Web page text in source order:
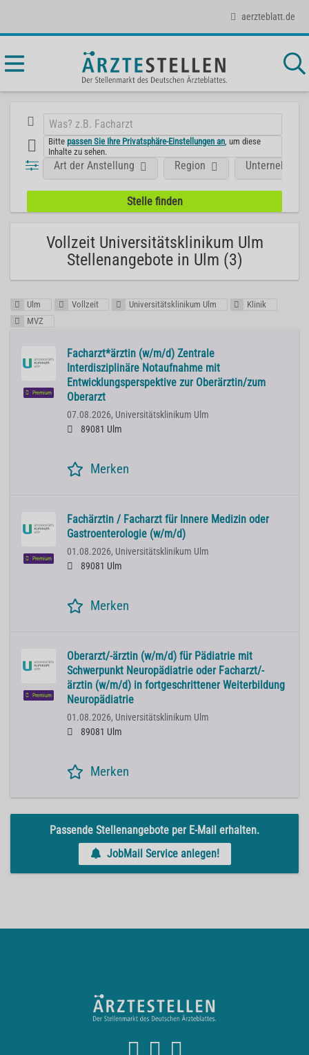
aerzteblatt.de
Bittepassen Sie Ihre Privatsphäre-Einstellungen an , um diese
Inhalte zu sehen.
Art der Anstellung Region Unternehmen
Vollzeit Universitätsklinikum Ulm
Stellenangebote in Ulm (3)
Ulm Vollzeit Universitätsklinikum Ulm
Klinik
MVZ
Premium
Facharzt*ärztin (w/m/d) Zentrale
Interdisziplinäre Notaufnahme mit
Entwicklungsperspektive zur Oberärztin/zum
Oberarzt
07.08.2026, Universitätsklinikum Ulm
89081 Ulm
Merken
Premium
Fachärztin / Facharzt für Innere Medizin oder
Gastroenterologie (w/m/d)
01.08.2026, Universitätsklinikum Ulm
89081 Ulm
Merken
Premium
Oberarzt/-ärztin (w/m/d) für Pädiatrie mit
Schwerpunkt Neuropädiatrie oder Facharzt/-
ärztin (w/m/d) in fortgeschrittener Weiterbildung
Neuropädiatrie
01.08.2026, Universitätsklinikum Ulm
89081 Ulm
Merken
Passende Stellenangebote per E-Mail erhalten.
JobMail Service anlegen!